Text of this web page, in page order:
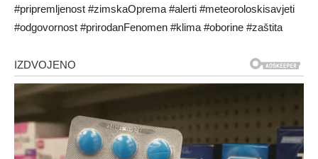
#pripremljenost #zimskaOprema #alerti #meteoroloskisavjeti
#odgovornost #prirodanFenomen #klima #oborine #zaštita